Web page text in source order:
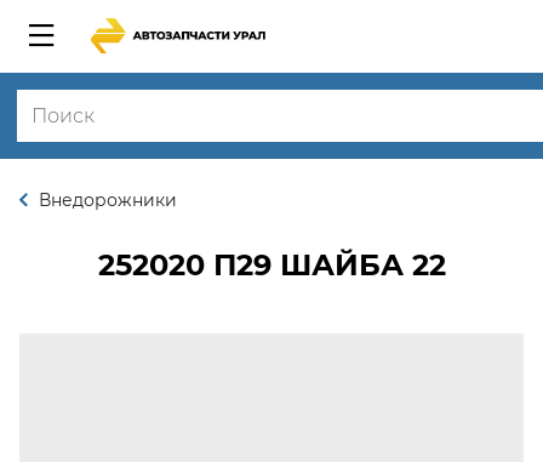
Внедорожники
252020 П29ШАЙБА 22